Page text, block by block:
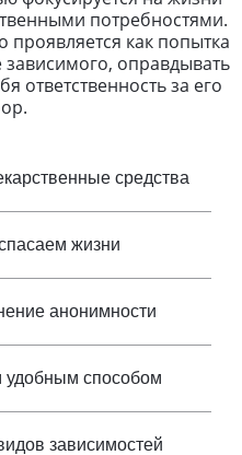
потребностями.
проявляется как попытка
оправдывать
ответственность за его
средства
жизни
анонимности
удобным способом
зависимостей